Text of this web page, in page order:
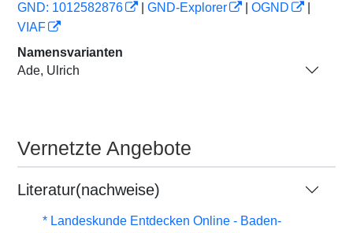
GND: 1012582876
GND-Explorer OGND
VIAF
Namensvarianten
Ade, Ulrich
Vernetzte Angebote
Literatur(nachweise)
* Landeskunde Entdecken Online - Baden-